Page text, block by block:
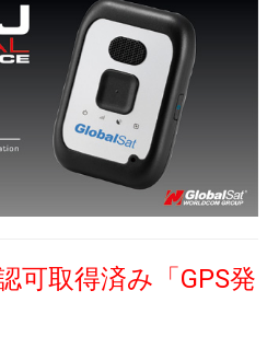
可取得済み「GPS発